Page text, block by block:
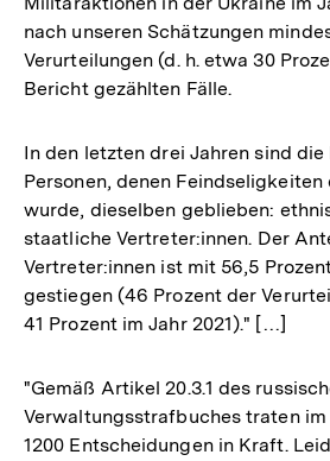
nach unseren Schätzungen
Verurteilungen (d. h. etwa 30
Bericht gezählten Fälle.
In den letzten drei Jahren sind
Personen, denen
wurde, dieselben geblieben:
staatliche Vertreter:innen. Der
Vertreter:innen ist mit 56,5
gestiegen (46 Prozent der
41 Prozent im Jahr 2021)." […]
"Gemäß Artikel 20.3.1 des
Verwaltungsstrafbuches traten im
1200 Entscheidungen in Kraft.